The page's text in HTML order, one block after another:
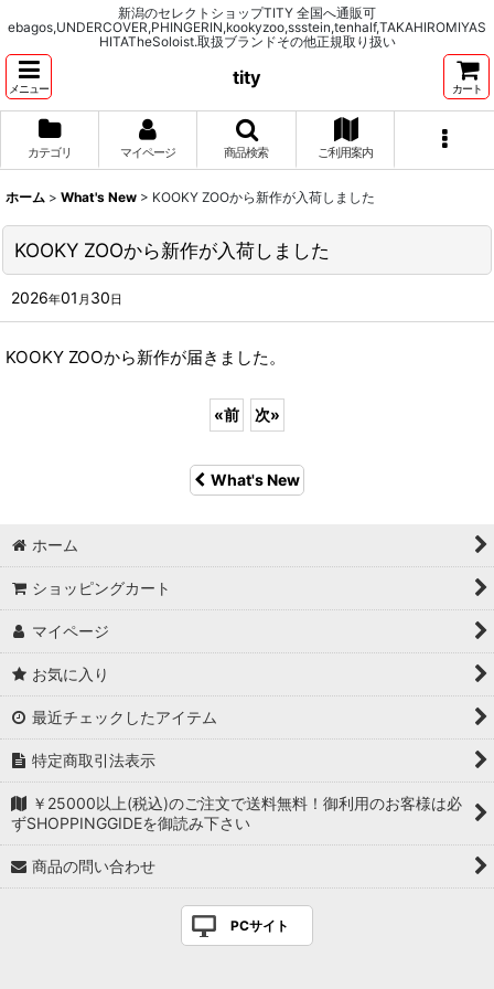
新潟のセレクトショップTITY 全国へ通販可
ebagos,UNDERCOVER,PHINGERIN,kookyzoo,ssstein,tenhalf,TAKAHIROMIYAS
HITATheSoloist.取扱ブランドその他正規取り扱い
メニュー
tity
カート
カテゴリ マイページ 商品検索 ご利用案内
ホーム > What's New > KOOKY ZOOから新作が入荷しました
KOOKY ZOOから新作が入荷しました
2026年01 月 30日
KOOKY ZOOから新作が届きました。
«前 次»
What's New
ホーム
ショッピングカート
マイページ
お気に入り
最近チェックしたアイテム
特定商取引法表示
￥25000以上(税込)のご注文で送料無料！御利用のお客様は必
ずSHOPPINGGIDEを御読み下さい
商品の問い合わせ
PCサイト